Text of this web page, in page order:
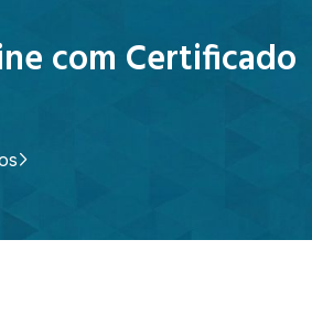
com Certificado